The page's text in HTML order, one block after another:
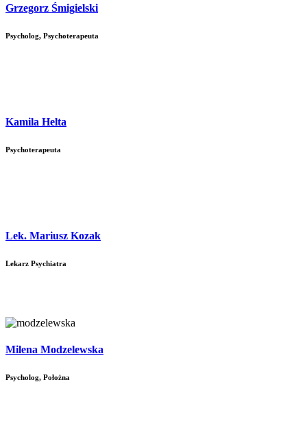
Grzegorz Śmigielski
Psycholog, Psychoterapeuta
Kamila Helta
Psychoterapeuta
Lek. Mariusz Kozak
Lekarz Psychiatra
Milena Modzelewska
Psycholog, Położna